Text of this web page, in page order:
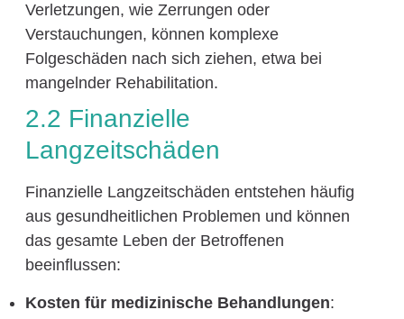
Verletzungen, wie Zerrungen oder
Verstauchungen, können komplexe
Folgeschäden nach sich ziehen, etwa bei
mangelnder Rehabilitation.
2.2 Finanzielle
Langzeitschäden
Finanzielle Langzeitschäden entstehen häufig
aus gesundheitlichen Problemen und können
das gesamte Leben der Betroffenen
beeinflussen:
Kosten für medizinische Behandlungen: